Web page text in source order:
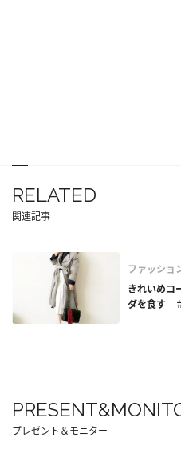
RELATED
関連記事
ファッショ
きれいめコ
ダを食す
プレゼント＆モニター